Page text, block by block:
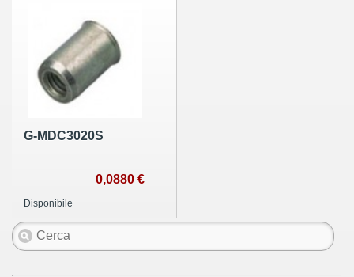
G-MDC3020S
0,0880 €
Disponibile